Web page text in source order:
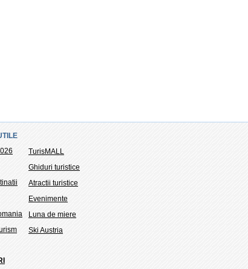
TurisMALL
Ghiduri turistice
Atractii turistice
Evenimente
Luna de miere
Ski Austria